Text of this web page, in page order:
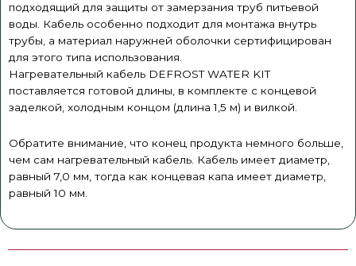
подходящий для защиты от замерзания труб питьевой
воды. Кабель особенно подходит для монтажа внутрь
трубы, а материал наружней оболочки сертифицирован
для этого типа использования.
Нагревательный кабель DEFROST WATER KIT
поставляется готовой длины, в комплекте с концевой
заделкой, холодным концом (длина 1,5 м) и вилкой.
Обратите внимание, что конец продукта немного больше,
чем сам нагревательный кабель. Кабель имеет диаметр,
равный 7,0 мм, тогда как концевая капа имеет диаметр,
равный 10 мм.